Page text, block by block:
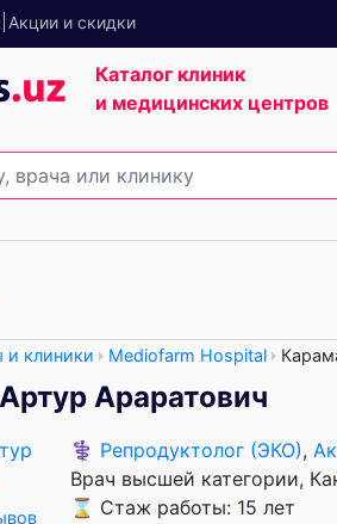
Акции и скидки
Каталог клиник
и медицинских центров
и клиники Mediofarm Hospital
Араратович
⚕️ Репродуктолог (ЭКО),
Врач высшей категории
⌛ Стаж работы: 15 лет